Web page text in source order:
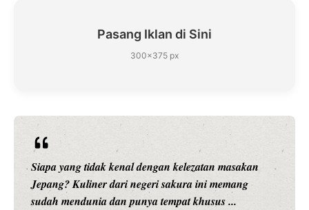
Pasang Iklan di Sini
300×375 px
Siapa yang tidak kenal dengan kelezatan masakan
Jepang? Kuliner dari negeri sakura ini memang
sudah mendunia dan punya tempat khusus ...